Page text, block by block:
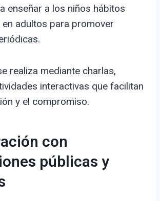
enseñar a los niños hábitos
en adultos para promover
realiza mediante charlas,
interactivas que facilitan
y el compromiso.
con
públicas y